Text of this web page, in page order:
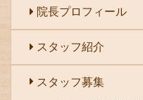
院長プロフィール
スタッフ紹介
スタッフ募集